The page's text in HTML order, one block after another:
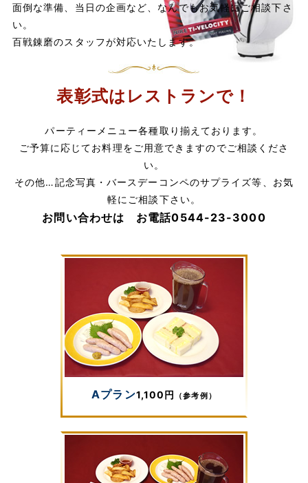
面倒な準備、当日の企画など、なんでもお気軽にご相談下さ
い。
百戦錬磨のスタッフが対応いたします。
表彰式はレストランで！
パーティーメニュー各種取り揃えております。
ご予算に応じてお料理をご用意できますのでご相談くださ
い。
その他…記念写真・バースデーコンペのサプライズ等、お気
軽にご相談下さい。
お問い合わせは お電話0544-23-3000
Aプラン1,100円 （参考例）